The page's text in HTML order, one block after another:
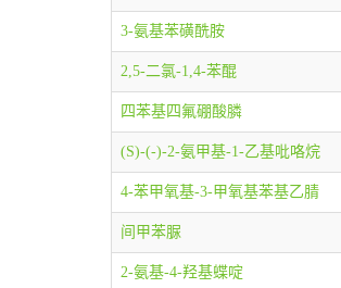
3-氨基苯磺酰胺
2,5-二氯-1,4-苯醌
四苯基四氟硼酸膦
(S)-(-)-2-氨甲基-1-乙基吡咯烷
4-苯甲氧基-3-甲氧基苯基乙腈
间甲苯脲
2-氨基-4-羟基蝶啶